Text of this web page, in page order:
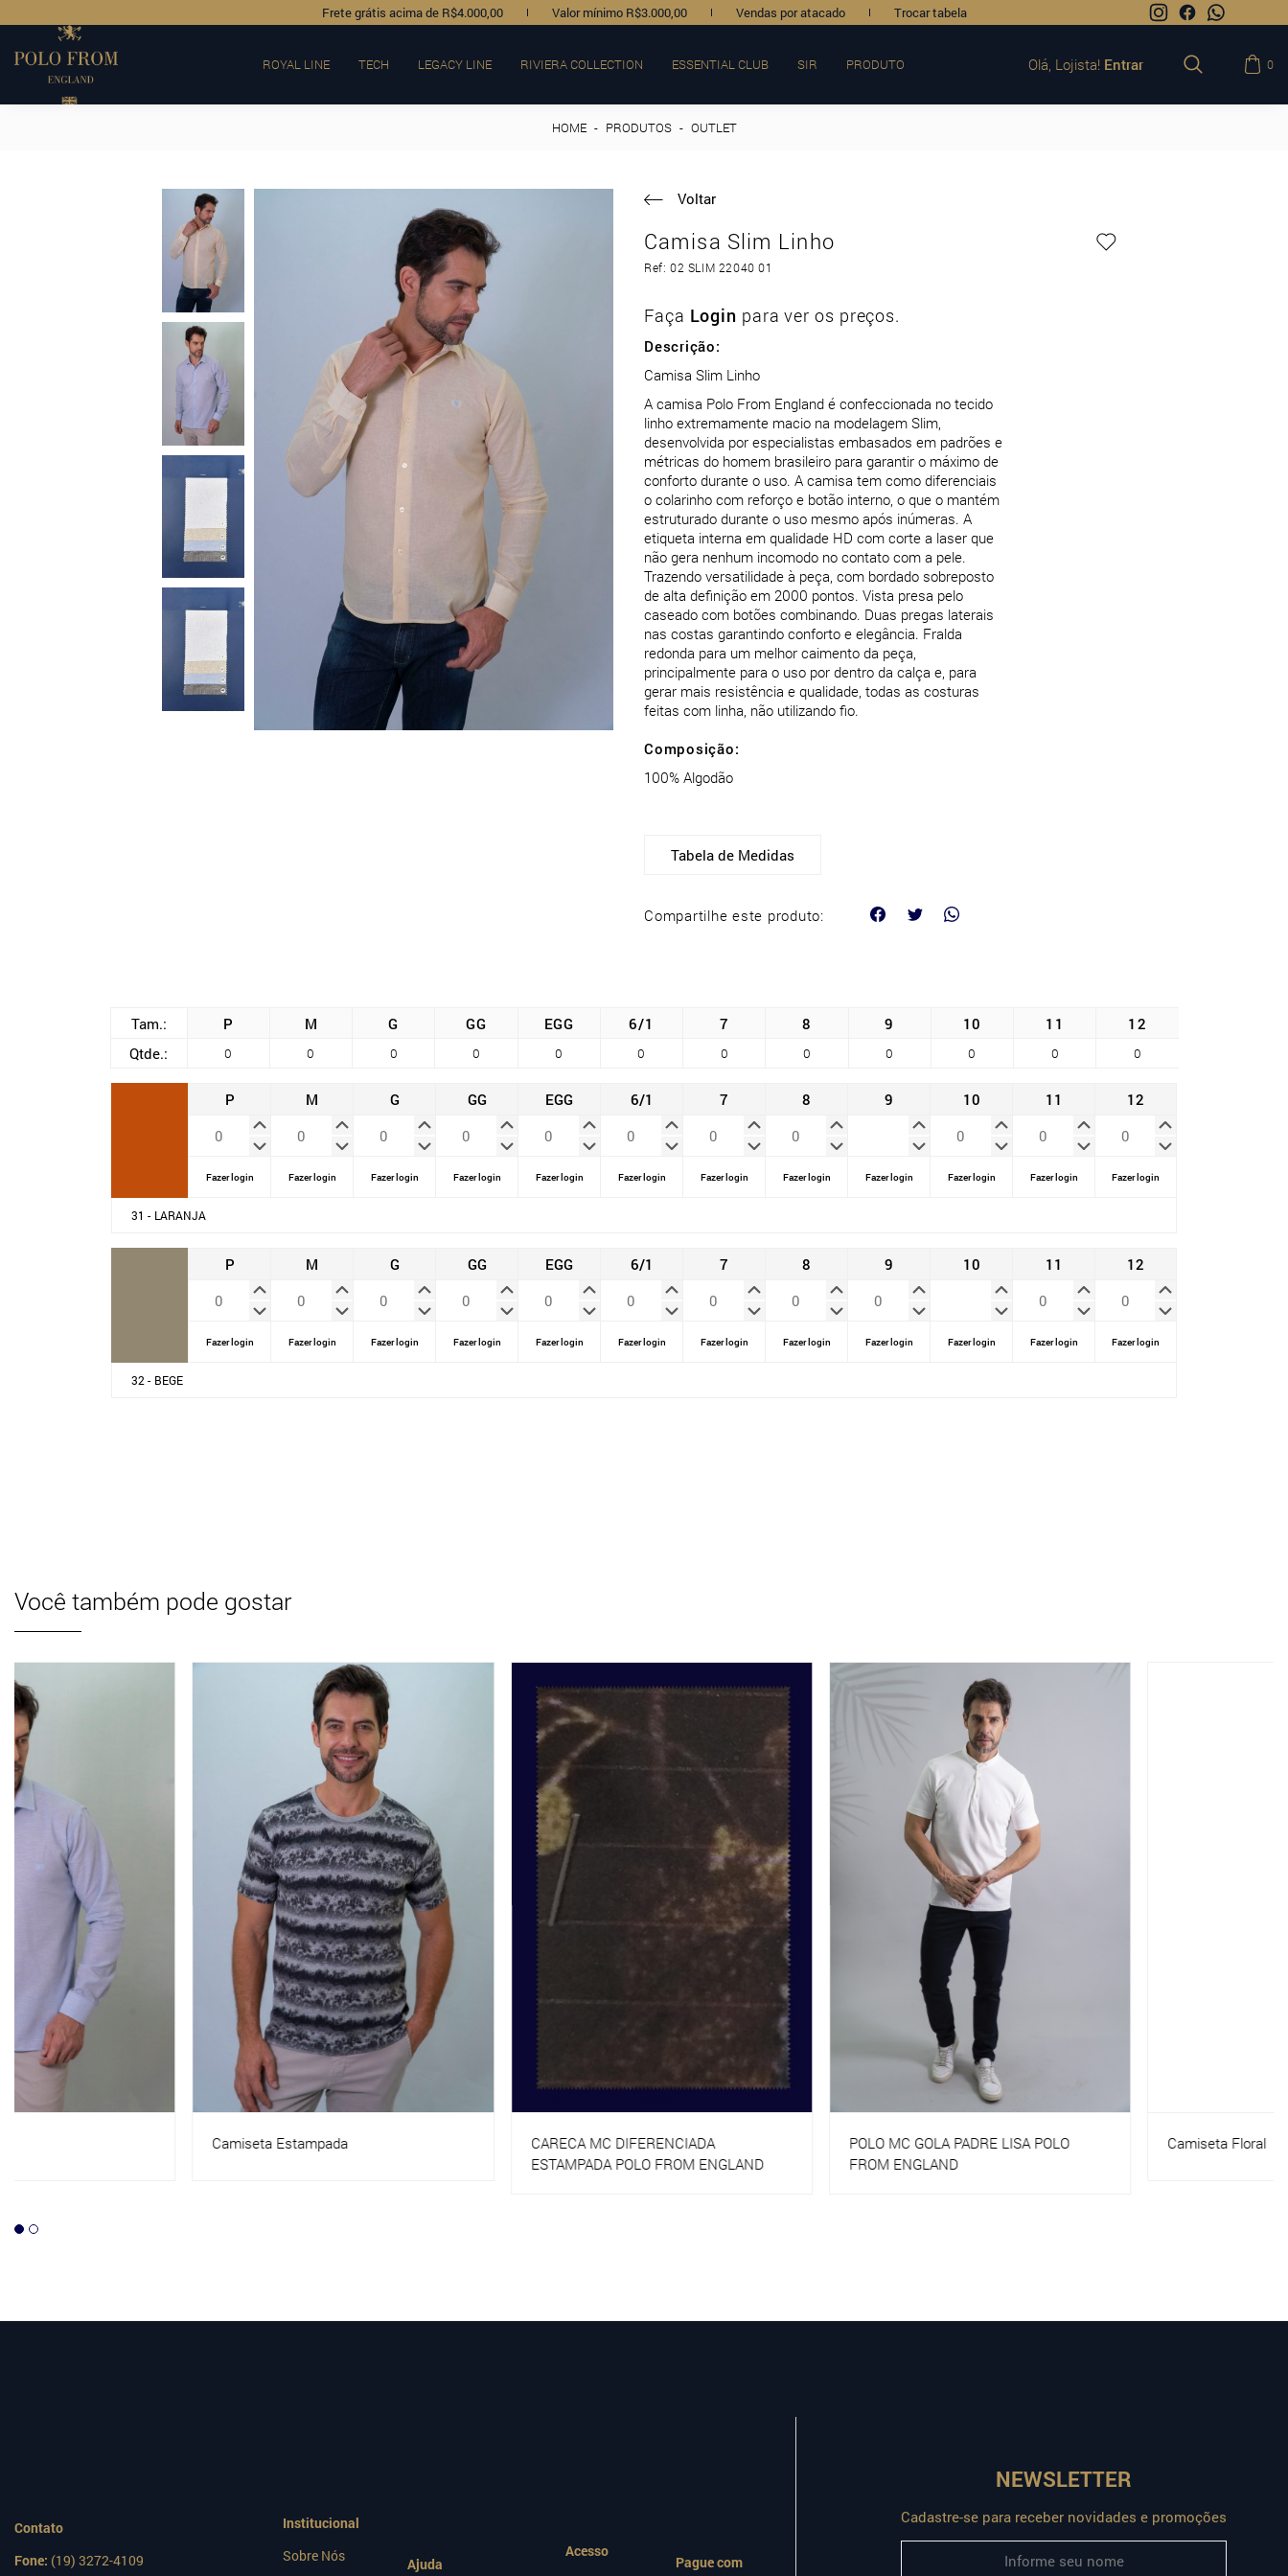
Frete grátis acima de R$4.000,00 Valor mínimo R$3.000,00 Vendas por atacado Trocar tabela
ROYAL LINE TECH LEGACY LINE RIVIERA COLLECTION ESSENTIAL CLUB SIR PRODUTO Olá, Lojista! Entrar 0
HOME - PRODUTOS - OUTLET
Voltar
Camisa Slim Linho
Ref: 02 SLIM 22040 01
Faça Login para ver os preços.
Descrição:
Camisa Slim Linho
A camisa Polo From England é confeccionada no tecido
linho extremamente macio na modelagem Slim,
desenvolvida por especialistas embasados em padrões e
métricas do homem brasileiro para garantir o máximo de
conforto durante o uso. A camisa tem como diferenciais
o colarinho com reforço e botão interno, o que o mantém
estruturado durante o uso mesmo após inúmeras. A
etiqueta interna em qualidade HD com corte a laser que
não gera nenhum incomodo no contato com a pele.
Trazendo versatilidade à peça, com bordado sobreposto
de alta definição em 2000 pontos. Vista presa pelo
caseado com botões combinando. Duas pregas laterais
nas costas garantindo conforto e elegância. Fralda
redonda para um melhor caimento da peça,
principalmente para o uso por dentro da calça e, para
gerar mais resistência e qualidade, todas as costuras
Composição:
100% Algodão
Tabela de Medidas
Compartilhe este produto:
Tam.:
Qtde.:
P
0
M
0
G
0
GG
0
EGG
0
6/1
0
7
0
8
0
9
0
10
0
11
0
12
0
P
Fazer login
M
Fazer login
G
Fazer login
GG
Fazer login
EGG
Fazer login
6/1
Fazer login
7
Fazer login
8
Fazer login
9
Fazer login
10
Fazer login
11
Fazer login
12
Fazer login
31 - LARANJA
P
Fazer login
M
Fazer login
G
Fazer login
GG
Fazer login
EGG
Fazer login
6/1
Fazer login
7
Fazer login
8
Fazer login
9
Fazer login
10
Fazer login
11
Fazer login
12
Fazer login
32 - BEGE
Você também pode gostar
CARECA MC DIFERENCIADA
ESTAMPADA POLO FROM ENGLAND
POLO MC GOLA PADRE LISA POLO
FROM ENGLAND
Camiseta Floral
Contato
Fone: (19) 3272-4109
Institucional
Sobre Nós
Ajuda
Acesso
Pague com
NEWSLETTER
Cadastre-se para receber novidades e promoções